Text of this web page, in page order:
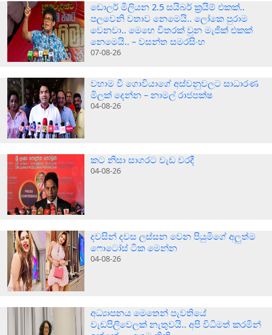
ඩොලර් මිලියන 2.5 සයිබර් ක‍්‍රයිම් එකක්..
පලවෙනි වතාව නෙමෙයි.. ලෝකෙ පුරාම
වෙනවා.. මෙහෙ විතරක් වුන මැජික් එකක්
නෙමෙයි.. – වසන්ත සමරසිංහ
07-08-26
වහාම වී ගොවියාගේ අස්වනුවලට සාධාරණ
මිලක් දෙන්න – නාමල් රාජපක්ෂ
04-08-26
කට නිසා සාගරට වැඩ වරදී
04-08-26
දවසින් දවස ලස්සන වෙන පියුමිගේ අලුත්ම
ෆොටෝස් ටික මෙන්න
04-08-26
අධ්‍යාපනය මෙතෙන් පැවතියේ
වැඩපිලිවෙලක් නැතුවයි.. අපි විධිමත් කරමින්